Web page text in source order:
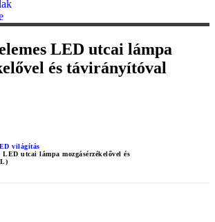
LED utcai lámpa
és távirányítóval
világítás
LED utcai lámpa mozgásérzékelővel és